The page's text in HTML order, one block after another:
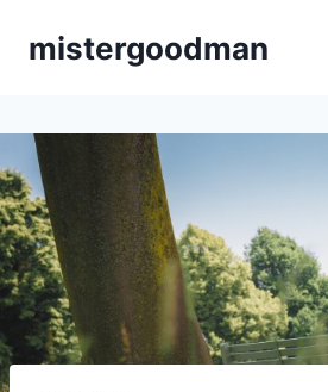
mistergoodman